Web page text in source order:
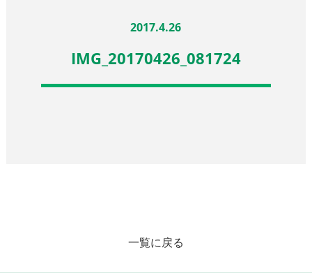
2017.4.26
IMG_20170426_081724
一覧に戻る